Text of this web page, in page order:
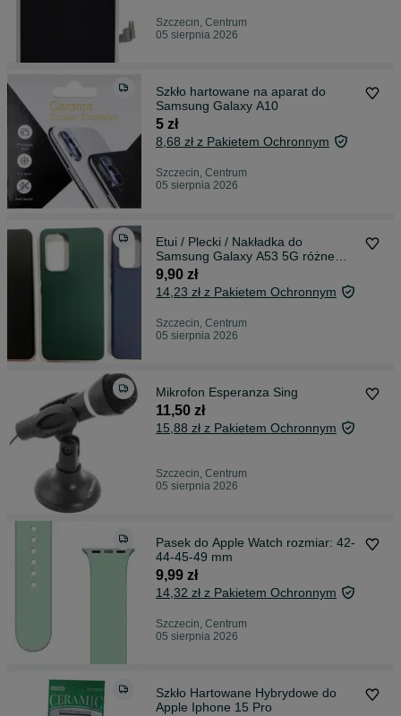
Szczecin, Centrum
05 sierpnia 2026
Szkło hartowane na aparat do
Samsung Galaxy A10
5 zł
8,68 zł z Pakietem Ochronnym
Szczecin, Centrum
05 sierpnia 2026
Etui / Plecki / Nakładka do
Samsung Galaxy A53 5G różne
kolory
9,90 zł
14,23 zł z Pakietem Ochronnym
Szczecin, Centrum
05 sierpnia 2026
Mikrofon Esperanza Sing
11,50 zł
15,88 zł z Pakietem Ochronnym
Szczecin, Centrum
05 sierpnia 2026
Pasek do Apple Watch rozmiar: 42-
44-45-49 mm
9,99 zł
14,32 zł z Pakietem Ochronnym
Szczecin, Centrum
05 sierpnia 2026
Szkło Hartowane Hybrydowe do
Apple Iphone 15 Pro